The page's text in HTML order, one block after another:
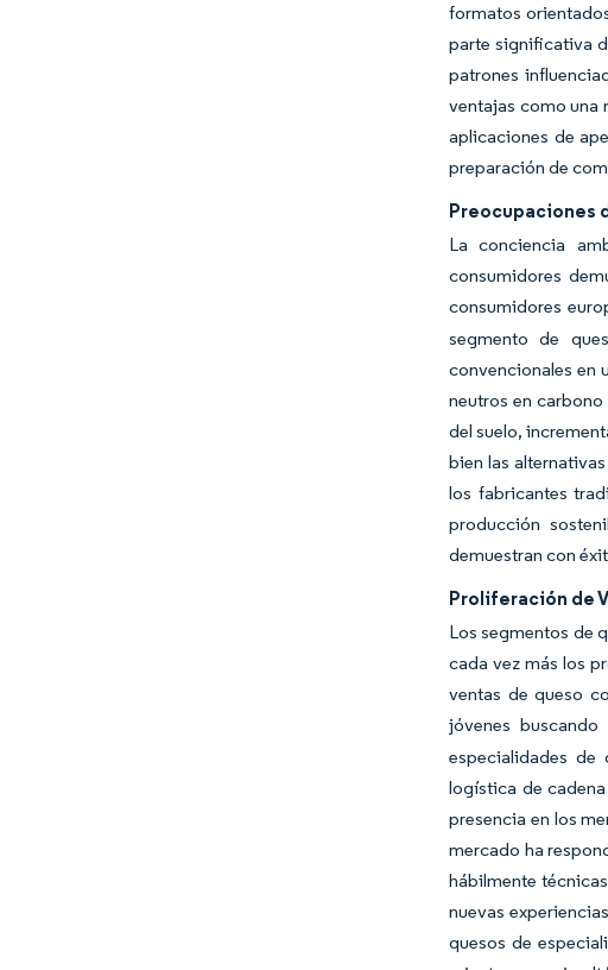
formatos
parte significativa
patrones
ventajas como una
aplicaciones de
preparación de
Preocupaciones
La conciencia
consumidores
consumidores
segmento de
convencionales en
neutros en
del suelo,
bien las
los fabricantes
producción
demuestran con
Proliferación de
Los segmentos de
cada vez más los
ventas de queso
jóvenes
especialidades de
logística de
presencia en los
mercado ha
hábilmente
nuevas
quesos de